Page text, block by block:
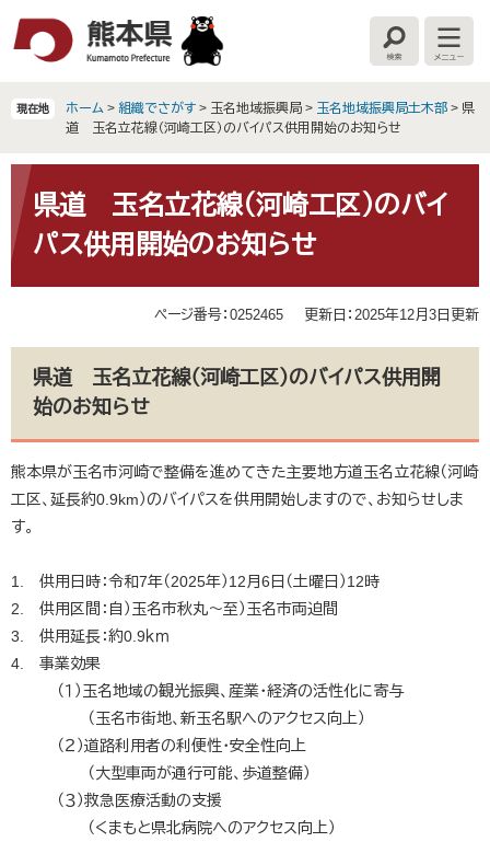
文
へ
検
索
メ
ニ
ー
現在地 ホーム > 組織でさがす > 玉名地域振興局 > 玉名地域振興局土木部 > 県
道 玉名立花線（河崎工区）のバイパス供用開始のお知らせ
文 県道 玉名立花線（河崎工区）のバイ
パス供用開始のお知らせ
ページ番号：0252465 更新日：2025年12月3日更新
県道 玉名立花線（河崎工区）のバイパス供用開
始のお知らせ
熊本県が玉名市河崎で整備を進めてきた主要地方道玉名立花線（河崎
工区、延長約0.9km）のバイパスを供用開始しますので、お知らせしま
す。
1. 供用日時：令和7年（2025年）12月6日（土曜日）12時
2. 供用区間：自）玉名市秋丸～至）玉名市両迫間
3. 供用延長：約0.9ｋｍ
4. 事業効果
（１）玉名地域の観光振興、産業・経済の活性化に寄与
（玉名市街地、新玉名駅へのアクセス向上）
（２）道路利用者の利便性・安全性向上
（大型車両が通行可能、歩道整備）
（３）救急医療活動の支援
（くまもと県北病院へのアクセス向上）